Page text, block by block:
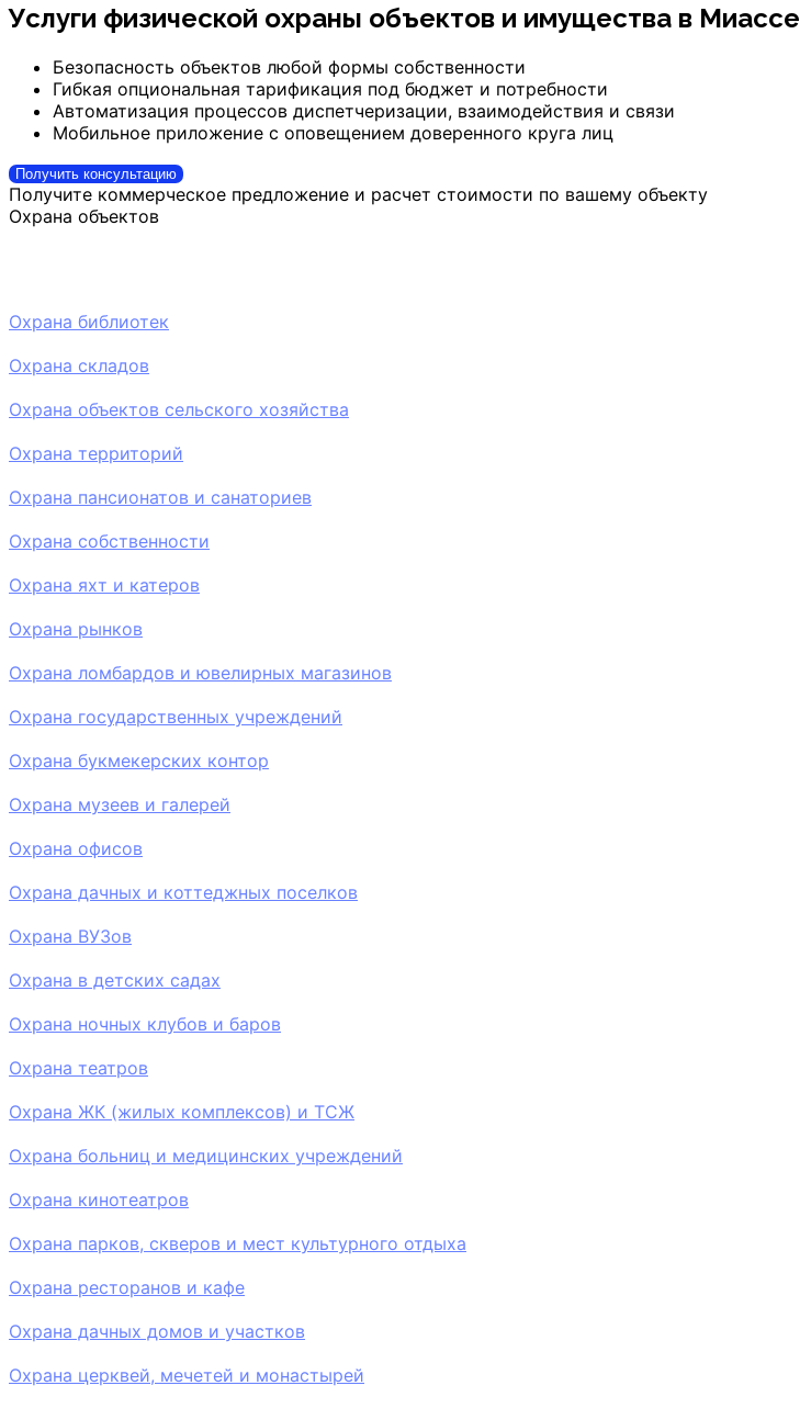
Услуги физической охраны объектов и имущества в Миассе
Безопасность объектов любой формы собственности
Гибкая опциональная тарификация под бюджет и потребности
Автоматизация процессов диспетчеризации, взаимодействия и связи
Мобильное приложение с оповещением доверенного круга лиц
Получить консультацию
Получите коммерческое предложение и расчет стоимости по вашему объекту
Охрана объектов
Охрана библиотек
Охрана складов
Охрана объектов сельского хозяйства
Охрана территорий
Охрана пансионатов и санаториев
Охрана собственности
Охрана яхт и катеров
Охрана рынков
Охрана ломбардов и ювелирных магазинов
Охрана государственных учреждений
Охрана букмекерских контор
Охрана музеев и галерей
Охрана офисов
Охрана дачных и коттеджных поселков
Охрана ВУЗов
Охрана в детских садах
Охрана ночных клубов и баров
Охрана театров
Охрана ЖК (жилых комплексов) и ТСЖ
Охрана больниц и медицинских учреждений
Охрана кинотеатров
Охрана парков, скверов и мест культурного отдыха
Охрана ресторанов и кафе
Охрана дачных домов и участков
Охрана церквей, мечетей и монастырей